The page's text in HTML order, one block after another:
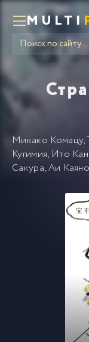
MULTI
Микако Комацу,
Кугимия, Ито
Сакура,Аи Каяно